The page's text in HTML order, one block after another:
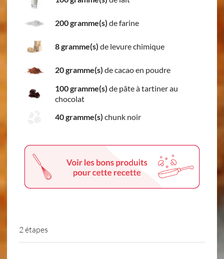
200 gramme(s) de farine
8 gramme(s) de levure chimique
20 gramme(s) de cacao en poudre
100 gramme(s) de pâte à tartiner au
chocolat
40 gramme(s) chunk noir
2 étapes